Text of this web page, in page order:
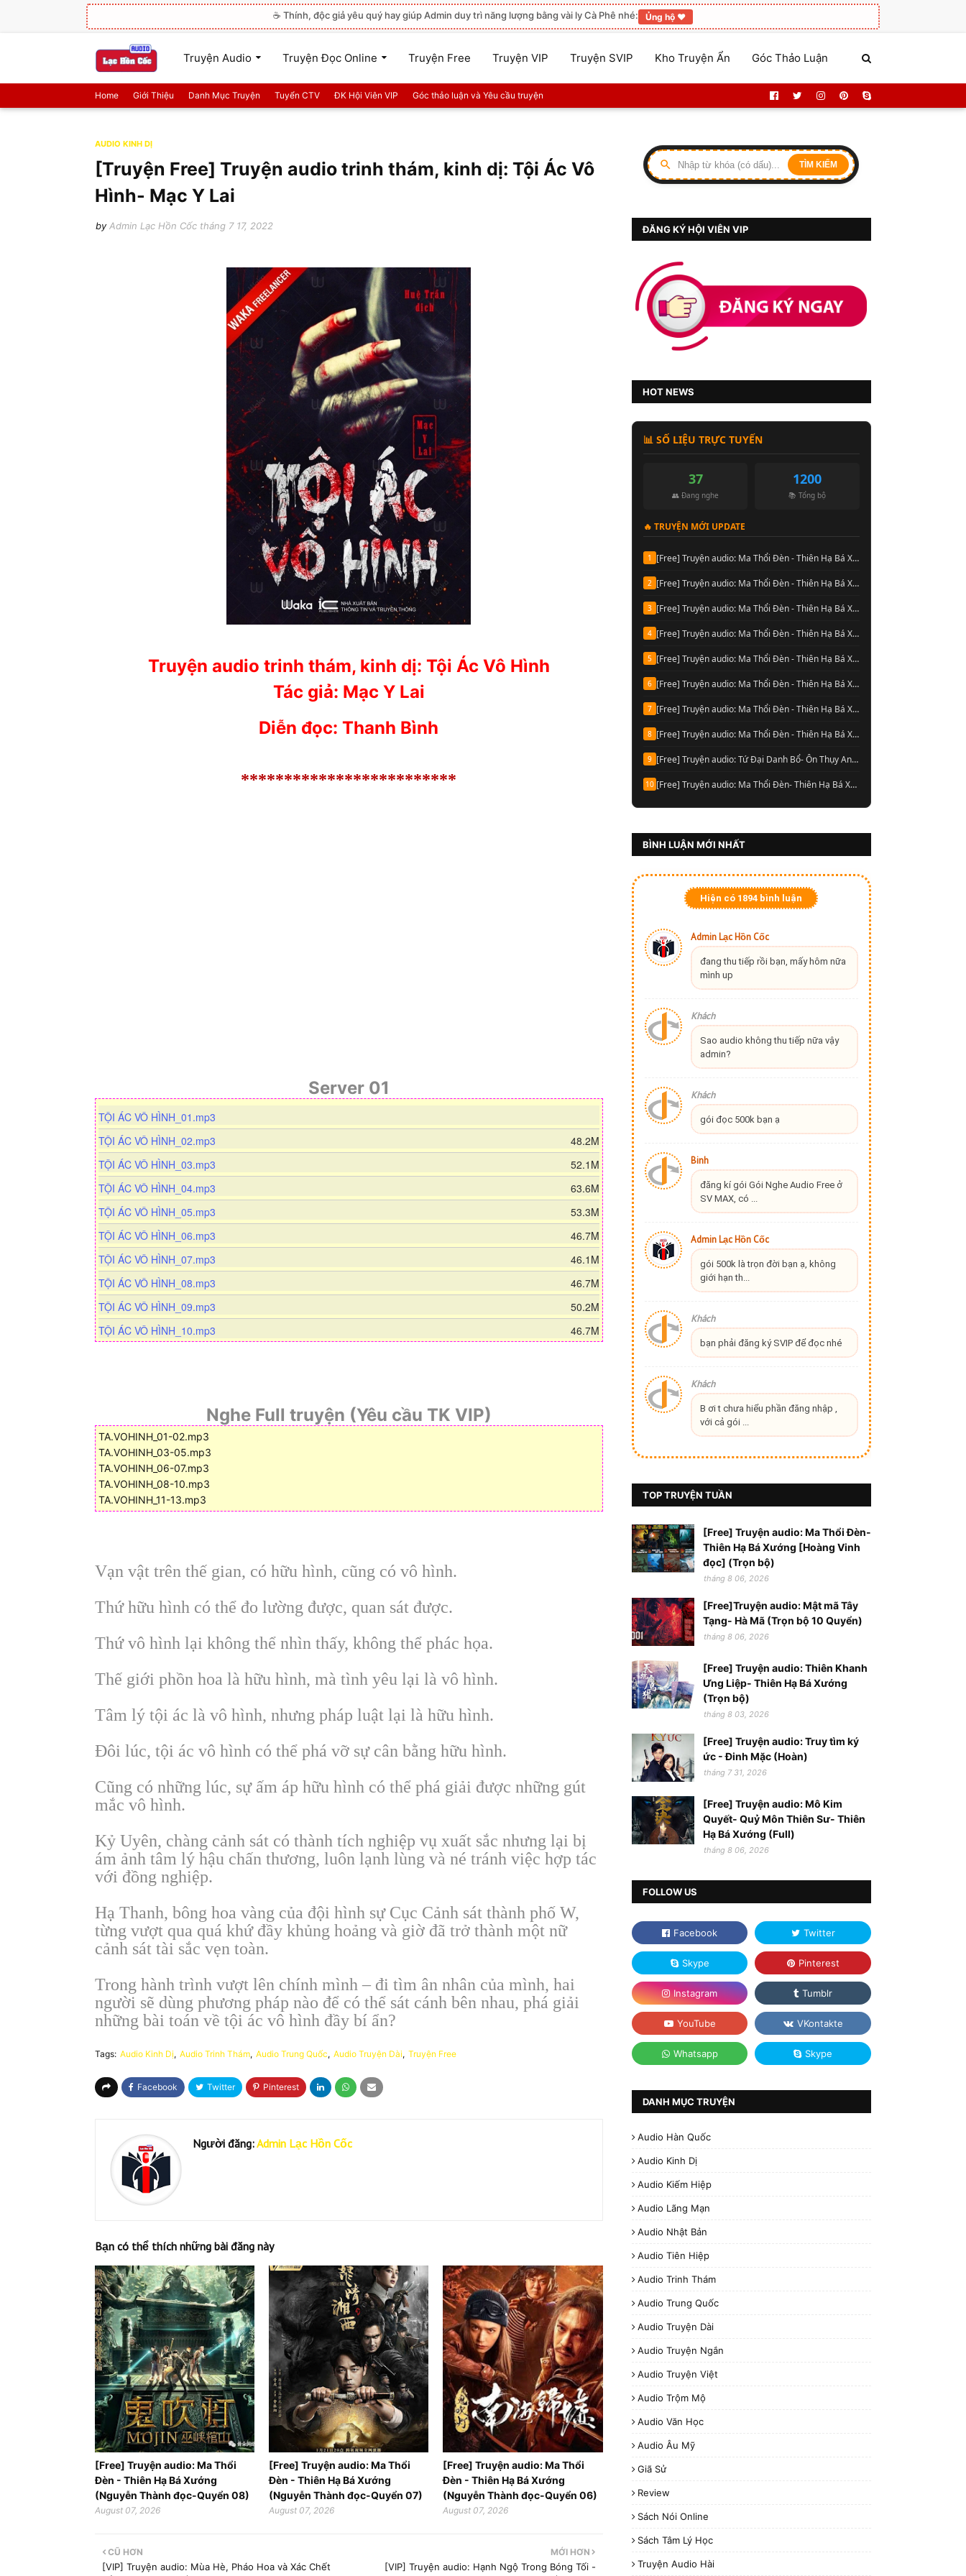
☕ Thính, độc giả yêu quý hay giúp Admin duy trì năng lượng bằng vài ly Cà Phê nhé: Ủng hộ ❤️
Truyện Audio Truyện Đọc Online Truyện Free Truyện VIP Truyện SVIP Kho Truyện Ẩn Góc Thảo Luận
Home Giới Thiệu Danh Mục Truyện Tuyển CTV ĐK Hội Viên VIP Góc thảo luận và Yêu cầu truyện
AUDIO KINH DỊ
[Truyện Free] Truyện audio trinh thám, kinh dị: Tội Ác Vô
Hình- Mạc Y Lai
by Admin Lạc Hồn Cốc tháng 7 17, 2022
Truyện audio trinh thám, kinh dị: Tội Ác Vô Hình
Tác giả: Mạc Y Lai
Diễn đọc: Thanh Bình
*************************
Server 01
TỘI ÁC VÔ HÌNH_01.mp3
o
l
d
48.2M
TỘI ÁC VÔ HÌNH_02.mp3
o
l
d
52.1M
TỘI ÁC VÔ HÌNH_03.mp3
o
l
d
63.6M
TỘI ÁC VÔ HÌNH_04.mp3
o
l
d
53.3M
TỘI ÁC VÔ HÌNH_05.mp3
o
l
d
46.7M
TỘI ÁC VÔ HÌNH_06.mp3
o
l
d
46.1M
TỘI ÁC VÔ HÌNH_07.mp3
o
l
o
46.7M
TỘI ÁC VÔ HÌNH_08.mp3
o
l
50.2M
TỘI ÁC VÔ HÌNH_09.mp3
o
w
46.7M
TỘI ÁC VÔ HÌNH_10.mp3
Nghe Full truyện (Yêu cầu TK VIP)
TA.VOHINH_01-02.mp3
TA.VOHINH_03-05.mp3
TA.VOHINH_06-07.mp3
TA.VOHINH_08-10.mp3
TA.VOHINH_11-13.mp3
Vạn vật trên thế gian, có hữu hình, cũng có vô hình.
Thứ hữu hình có thể đo lường được, quan sát được.
Thứ vô hình lại không thể nhìn thấy, không thể phác họa.
Thế giới phồn hoa là hữu hình, mà tình yêu lại là vô hình.
Tâm lý tội ác là vô hình, nhưng pháp luật lại là hữu hình.
Đôi lúc, tội ác vô hình có thể phá vỡ sự cân bằng hữu hình.
Cũng có những lúc, sự ấm áp hữu hình có thể phá giải được những gút
mắc vô hình.
Kỷ Uyên, chàng cảnh sát có thành tích nghiệp vụ xuất sắc nhưng lại bị
ám ảnh tâm lý hậu chấn thương, luôn lạnh lùng và né tránh việc hợp tác
với đồng nghiệp.
Hạ Thanh, bông hoa vàng của đội hình sự Cục Cảnh sát thành phố W,
từng vượt qua quá khứ đầy khủng hoảng và giờ đã trở thành một nữ
cảnh sát tài sắc vẹn toàn.
Trong hành trình vượt lên chính mình – đi tìm ân nhân của mình, hai
người sẽ dùng phương pháp nào để có thể sát cánh bên nhau, phá giải
những bài toán về tội ác vô hình đầy bí ẩn?
Tags: Audio Kinh Dị Audio Trinh Thám Audio Trung Quốc Audio Truyện Dài Truyện Free
Người đăng:Admin Lạc Hồn Cốc
Bạn có thể thích những bài đăng này
[Free] Truyện audio: Ma Thổi
Đèn - Thiên Hạ Bá Xướng
(Nguyễn Thành đọc-Quyển 08)
August 07, 2026
[Free] Truyện audio: Ma Thổi
Đèn - Thiên Hạ Bá Xướng
(Nguyễn Thành đọc-Quyển 07)
August 07, 2026
[Free] Truyện audio: Ma Thổi
Đèn - Thiên Hạ Bá Xướng
(Nguyễn Thành đọc-Quyển 06)
August 07, 2026
MỚI HƠN
[VIP] Truyện audio: Hạnh Ngộ Trong Bóng Tối -
CŨ HƠN
[VIP] Truyện audio: Mùa Hè, Pháo Hoa và Xác Chết
TÌM KIẾM
ĐĂNG KÝ HỘI VIÊN VIP
HOT NEWS
📊 SỐ LIỆU TRỰC TUYẾN
37
👥 Đang nghe
1200
📚 Tổng bộ
🔥 TRUYỆN MỚI UPDATE
1 [Free] Truyện audio: Ma Thổi Đèn - Thiên Hạ Bá Xướng (Nguyễn Thành đọc-Quyển 08)
2 [Free] Truyện audio: Ma Thổi Đèn - Thiên Hạ Bá Xướng (Nguyễn Thành đọc-Quyển 07)
3 [Free] Truyện audio: Ma Thổi Đèn - Thiên Hạ Bá Xướng (Nguyễn Thành đọc-Quyển 06)
4 [Free] Truyện audio: Ma Thổi Đèn - Thiên Hạ Bá Xướng (Nguyễn Thành đọc-Quyển 05)
5 [Free] Truyện audio: Ma Thổi Đèn - Thiên Hạ Bá Xướng (Nguyễn Thành đọc-Quyển 04)
6 [Free] Truyện audio: Ma Thổi Đèn - Thiên Hạ Bá Xướng (Nguyễn Thành đọc-Quyển 03)
7 [Free] Truyện audio: Ma Thổi Đèn - Thiên Hạ Bá Xướng (Nguyễn Thành đọc-Quyển 02)
8 [Free] Truyện audio: Ma Thổi Đèn - Thiên Hạ Bá Xướng (Nguyễn Thành đọc-Quyển 01)
9 [Free] Truyện audio: Tứ Đại Danh Bổ- Ôn Thụy An (Full trọn bộ)
10 [Free] Truyện audio: Ma Thổi Đèn- Thiên Hạ Bá Xướng [Hoàng Vinh đọc] (Trọn bộ)
BÌNH LUẬN MỚI NHẤT
Hiện có 1894 bình luận
Admin Lạc Hồn Cốc
đang thu tiếp rồi bạn, mấy hôm nữa
mình up
Khách
Sao audio không thu tiếp nữa vậy
admin?
Khách
gói đọc 500k bạn ạ
Binh
đăng kí gói Gói Nghe Audio Free ở
SV MAX, có ...
Admin Lạc Hồn Cốc
gói 500k là trọn đời bạn ạ, không
giới hạn th...
Khách
bạn phải đăng ký SVIP để đọc nhé
Khách
B ơi t chưa hiểu phần đăng nhập ,
với cả gói ...
TOP TRUYỆN TUẦN
[Free] Truyện audio: Ma Thổi Đèn-
Thiên Hạ Bá Xướng [Hoàng Vinh
đọc] (Trọn bộ)
tháng 8 06, 2026
[Free]Truyện audio: Mật mã Tây
Tạng- Hà Mã (Trọn bộ 10 Quyển)
tháng 8 06, 2026
[Free] Truyện audio: Thiên Khanh
Ưng Liệp- Thiên Hạ Bá Xướng
(Trọn bộ)
tháng 8 03, 2026
[Free] Truyện audio: Truy tìm ký
ức - Đinh Mặc (Hoàn)
tháng 7 31, 2026
[Free] Truyện audio: Mô Kim
Quyết- Quỷ Môn Thiên Sư- Thiên
Hạ Bá Xướng (Full)
tháng 8 06, 2026
FOLLOW US
DANH MỤC TRUYỆN
Audio Hàn Quốc
Audio Kinh Dị
Audio Kiếm Hiệp
Audio Lãng Mạn
Audio Nhật Bản
Audio Tiên Hiệp
Audio Trinh Thám
Audio Trung Quốc
Audio Truyện Dài
Audio Truyện Ngắn
Audio Truyện Việt
Audio Trộm Mộ
Audio Văn Học
Audio Âu Mỹ
Giã Sử
Review
Sách Nói Online
Sách Tâm Lý Học
Truyện Audio Hài